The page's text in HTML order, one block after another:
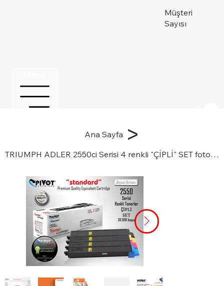
Müşteri
Sayısı
Ana Sayfa >
TRIUMPH ADLER 2550ci Serisi 4 renkli "ÇİPLİ" SET fotokopi tonerleri için